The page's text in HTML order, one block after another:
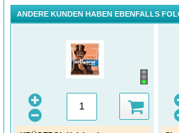
ANDERE KUNDEN HABEN EBENFALLS